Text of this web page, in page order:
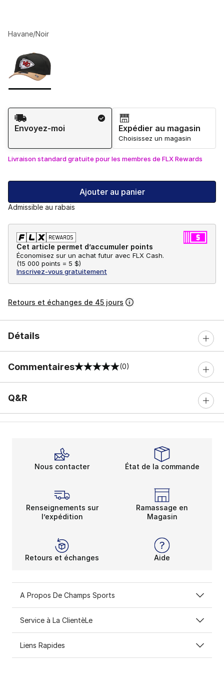
Havane/Noir
Méthode d’expédition
Envoyez-moi
Expédier au magasin
Choisissez un magasin
Livraison standard gratuite pour les membres de FLX Rewards
Ajouter au panier
Admissible au rabais
Cet article permet d’accumuler points
Économisez sur un achat futur avec FLX Cash.
(15 000 points = 5 $)
Inscrivez-vous gratuitement
Retours et échanges de 45 jours
Détails
Commentaires
0 sur 5 notes (0)
Q&R
Nous contacter État de la commande
Renseignements sur
l’expédition
Ramassage en
Magasin
Retours et échanges Aide
A Propos De Champs Sports
Service à La ClientèLe
Liens Rapides